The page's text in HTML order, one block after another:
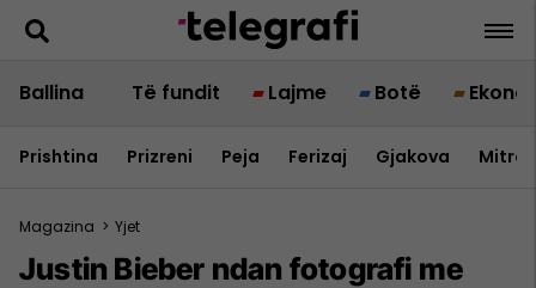
Ballina Të fundit Lajme Botë
Prishtina Prizreni Peja Ferizaj Gjakova
Magazina > Yjet
Justin Bieber ndan fotografi me